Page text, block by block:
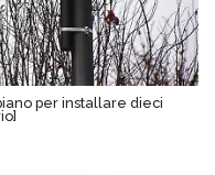
per installare dieci